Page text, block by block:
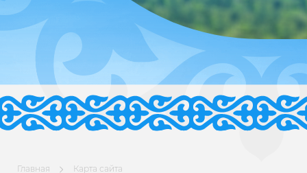
Главная Карта сайта